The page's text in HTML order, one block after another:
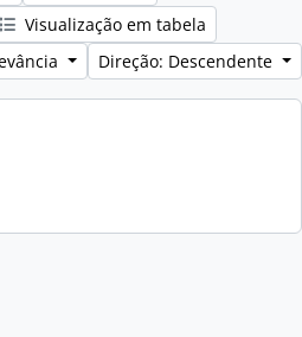
Visualização em tabela
Direção: Descendente